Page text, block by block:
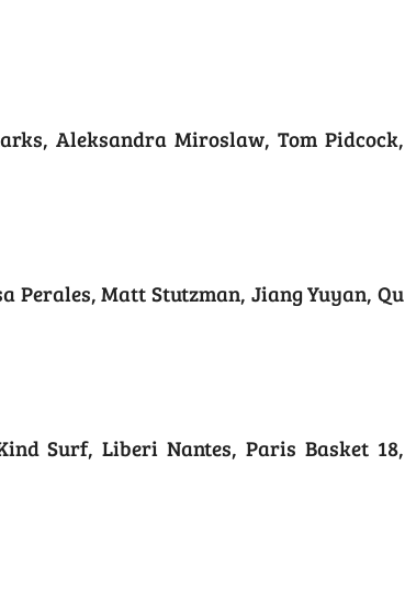
Aleksandra Miroslaw, Tom Pidcock,
Perales, Matt Stutzman, Jiang Yuyan, Qu
Surf, Liberi Nantes, Paris Basket 18,